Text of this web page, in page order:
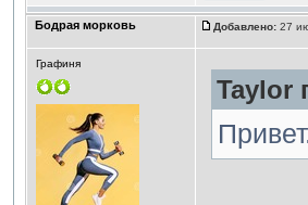
Бодрая морковь Добавлено:27
Графиня
Taylor